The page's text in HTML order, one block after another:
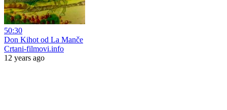
50:30
Don Kihot od La Manče
Crtani-filmovi.info
12 years ago